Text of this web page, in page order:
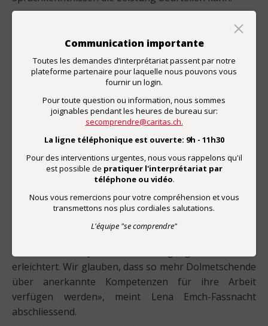
Communication importante
Toutes les demandes d’interprétariat passent par notre
plateforme partenaire pour laquelle nous pouvons vous
fournir un login.
Pour toute question ou information, nous sommes
joignables pendant les heures de bureau sur:
secomprendre@caritas.ch.
La ligne téléphonique est ouverte: 9h - 11h30
Pour des interventions urgentes, nous vous rappelons qu'il
est possible de pratiquer l'interprétariat par
téléphone ou vidéo.
Nous vous remercions pour votre compréhension et vous
transmettons nos plus cordiales salutations.
L'équipe "se comprendre"
«Mit der Revision sollen Dolmetschende und
Ausbildungsinstitutionen mehr Flexibilität erhalten»,
erklärt Lena Emch-Fassnacht weiter. Die
Dolmetschenden können unabhängig von ihrem
Werdegang zur Prüfung antreten und entscheiden,
ob sie den Vorbereitungskurs besuchen wollen oder
wird getestet, ob die Person die nötigen
Kompetenzen für den Beruf mitbringt», versichert
Lena Emch-Fassnacht. Die Ausbildungsinstitutionen
können die Kursmodalitäten an die Bedürfnisse der
Dolmetschenden und der Kundschaft anpassen. «Das
ist für alle Beteiligten positiv. Wir möchten, dass alle
Mit dem neuen System wird der Zugang zum Zertifikat
erleichtert. Wir glauben, dass so mehr Dolmetschende
über anerkannte Kompetenzen für ihre Arbeit
verfügen werden», meint Lena Emch-Fassnacht
abschliessend.